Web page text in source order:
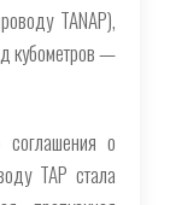
TANAP),
кубометров —
о
TAP стала